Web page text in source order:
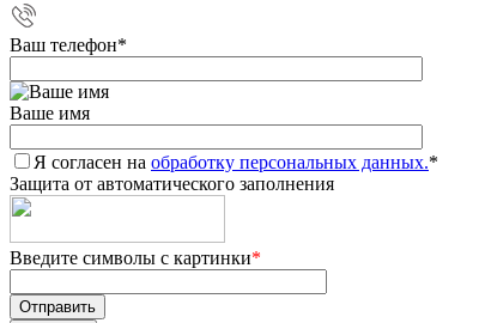
Ваш телефон*
Ваше имя
Я согласен на обработку персональных данных.*
Защита от автоматического заполнения
Введите символы с картинки*